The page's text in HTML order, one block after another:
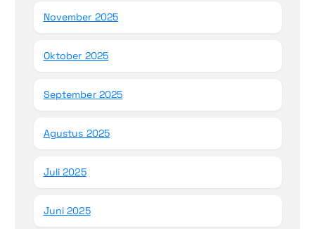
November 2025
Oktober 2025
September 2025
Agustus 2025
Juli 2025
Juni 2025